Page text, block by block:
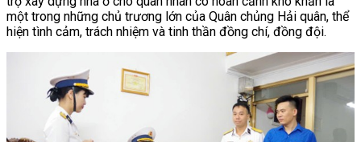
một trong những chủ trương lớn của Quân chủng Hải quân, thể
hiện tình cảm, trách nhiệm và tinh thần đồng chí, đồng đội.